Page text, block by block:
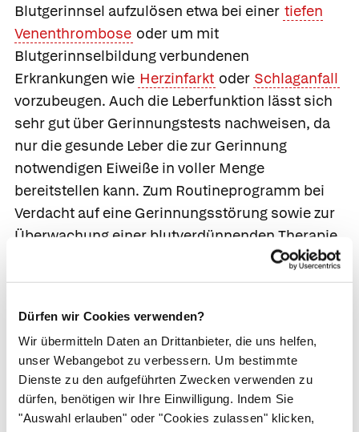
Dürfen wir Cookies verwenden?
Wir übermitteln Daten an Drittanbieter, die uns helfen,
unser Webangebot zu verbessern. Um bestimmte
Dienste zu den aufgeführten Zwecken verwenden zu
dürfen, benötigen wir Ihre Einwilligung. Indem Sie
"Auswahl erlauben" oder "Cookies zulassen" klicken,
Blutgerinnsel aufzulösen etwa bei einer tiefen
Venenthrombose oder um mit
Blutgerinnselbildung verbundenen
Erkrankungen wie Herzinfarkt oder Schlaganfall
vorzubeugen. Auch die Leberfunktion lässt sich
sehr gut über Gerinnungstests nachweisen, da
nur die gesunde Leber die zur Gerinnung
notwendigen Eiweiße in voller Menge
bereitstellen kann. Zum Routineprogramm bei
Verdacht auf eine Gerinnungsstörung sowie zur
Überwachung einer blutverdünnenden Therapie
Prothrombinzeit): Dieser Test ist ein Suchtest
aufGerinnungsstörungen, er misst die Dauer
bis zum Einsetzen der Gerinnung, und gibt sie
bezogen auf eine Standardzeit in Prozent an.
Da derQuick-Wertstark laborabhängig ist,